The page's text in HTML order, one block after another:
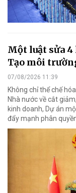
Một luật sửa 4
Tạo môi
07/08/2026 11:39
Không chỉ thể chế
Nhà nước về cắt
kinh doanh, Dự án
đẩy mạnh phân